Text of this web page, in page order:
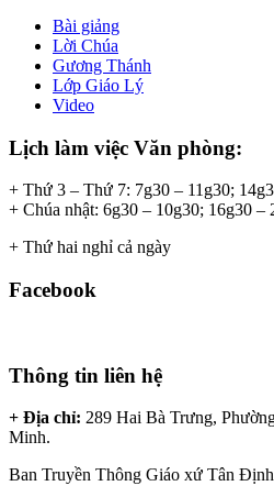
Bài giảng
Lời Chúa
Gương Thánh
Lớp Giáo Lý
Video
Lịch làm việc Văn phòng:
+ Thứ 3 – Thứ 7: 7g30 – 11g30;
+ Chúa nhật: 6g30 – 10g30; 16g30 –
+ Thứ hai nghỉ cả ngày
Facebook
Thông tin liên hệ
+ Địa chỉ: 289 Hai Bà Trưng,
Minh.
Ban Truyền Thông Giáo xứ Tân